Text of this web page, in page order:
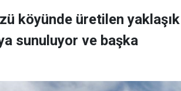
köyünde üretilen yaklaşık
sunuluyor ve başka